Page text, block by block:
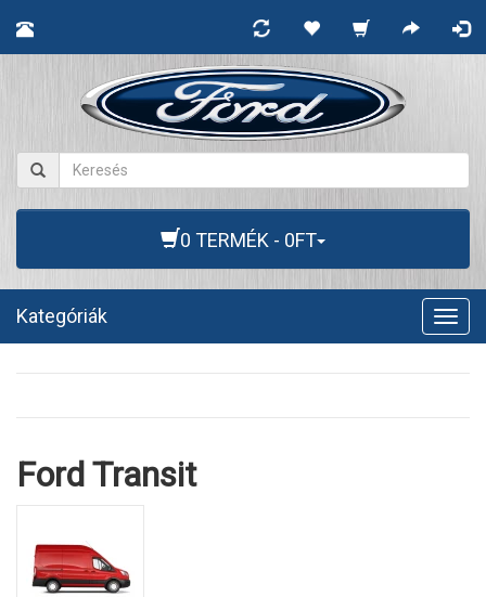
0 TERMÉK - 0FT
Kategóriák
Ford Transit